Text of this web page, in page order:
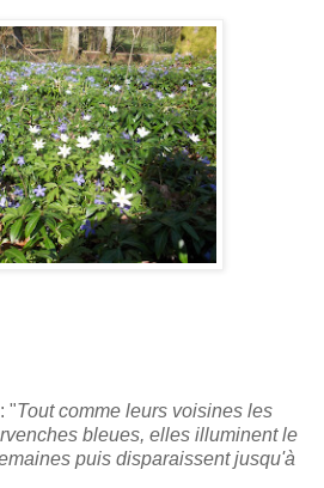
"Tout comme leurs voisines les
bleues, elles illuminent le
puis disparaissent jusqu'à